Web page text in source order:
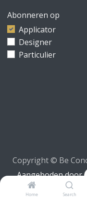
Home Search
Abonneren op
Applicator
Designer
Particulier
Copyright © Be
Aangeboden door